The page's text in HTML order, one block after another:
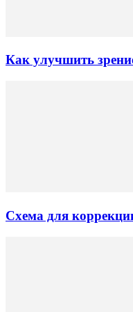
Как улучшить
Схема для